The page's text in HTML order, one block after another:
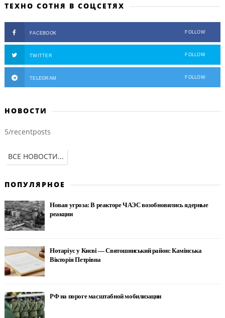
ТЕХНО СОТНЯ В СОЦСЕТЯХ
FACEBOOK FOLLOW
TWITTER FOLLOW
TELEGRAM FOLLOW
НОВОСТИ
5/recentposts
ВСЕ НОВОСТИ...
ПОПУЛЯРНОЕ
Новая угроза: В реакторе ЧАЭС возобновились ядерные
реакции
Нотаріус у Києві — Святошинський район: Камінська
Вікторія Петрівна
РФ на пороге масштабной мобилизации